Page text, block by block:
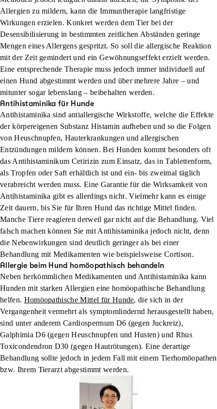
Allergien zu mildern, kann die Immuntherapie langfristige
Wirkungen erzielen. Konkret werden dem Tier bei der
Desensibilisierung in bestimmten zeitlichen Abständen geringe
Mengen eines Allergens gespritzt. So soll die allergische Reaktion
mit der Zeit gemindert und ein Gewöhnungseffekt erzielt werden.
Eine entsprechende Therapie muss jedoch immer individuell auf
einen Hund abgestimmt werden und über mehrere Jahre – und
mitunter sogar lebenslang – beibehalten werden.
Antihistaminika für Hunde
Antihistaminika sind antiallergische Wirkstoffe, welche die Effekte
der körpereigenen Substanz Histamin aufheben und so die Folgen
von Heuschnupfen, Hauterkrankungen und allergischen
Entzündungen mildern können. Bei Hunden kommt besonders oft
das Antihistaminikum Cetirizin zum Einsatz, das in Tablettenform,
als Tropfen oder Saft erhältlich ist und ein- bis zweimal täglich
verabreicht werden muss. Eine Garantie für die Wirksamkeit von
Antihistaminika gibt es allerdings nicht. Vielmehr kann es einige
Zeit dauern, bis Sie für Ihren Hund das richtige Mittel finden.
Manche Tiere reagieren derweil gar nicht auf die Behandlung. Viel
falsch machen können Sie mit Antihistaminika jedoch nicht, denn
die Nebenwirkungen sind deutlich geringer als bei einer
Behandlung mit Medikamenten wie beispielsweise Cortison.
Allergie beim Hund homöopathisch behandeln
Neben herkömmlichen Medikamenten und Antihistaminika kann
Hunden mit starken Allergien eine homöopathische Behandlung
helfen. Homöopathische Mittel für Hunde, die sich in der
Vergangenheit vermehrt als symptomlindernd herausgestellt haben,
sind unter anderem Cardiospermum D6 (gegen Juckreiz),
Galphimia D6 (gegen Heuschnupfen und Husten) und Rhus
Toxicondendron D30 (gegen Hautrötungen). Eine derartige
Behandlung sollte jedoch in jedem Fall mit einem Tierhomöopathen
bzw. Ihrem Tierarzt abgestimmt werden.